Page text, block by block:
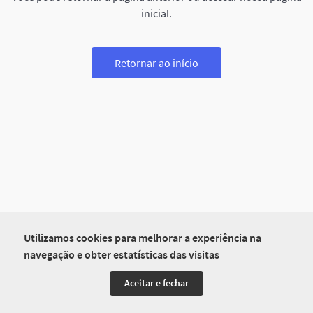
Utilizamos cookies para melhorar a experiência na
navegação e obter estatísticas das visitas
Aceitar e fechar
inicial.
Retornar ao início